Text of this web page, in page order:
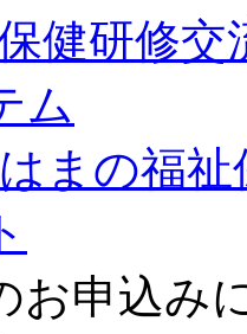
お申込み